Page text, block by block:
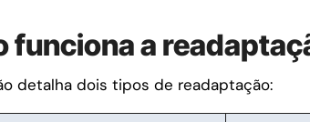
funciona a
detalha dois tipos de readaptação: